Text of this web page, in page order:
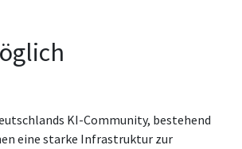
KI-Community, bestehend
eine starke Infrastruktur zur